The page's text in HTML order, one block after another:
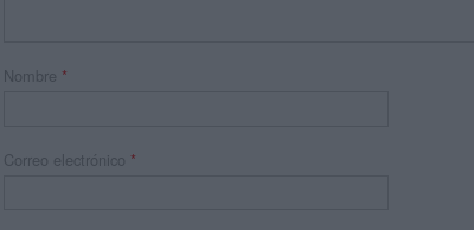
Nombre *
Correo electrónico *